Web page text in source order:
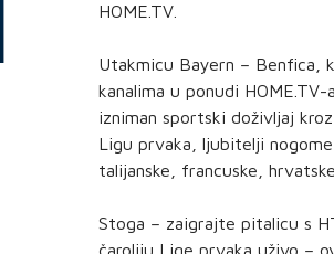
HOME.TV.
Utakmicu Bayern – Benfica,
kanalima u ponudi
izniman sportski doživljaj
Ligu prvaka, ljubitelji
talijanske, francuske,
Stoga – zaigrajte pitalicu s
čaroliju Lige prvaka uživo –